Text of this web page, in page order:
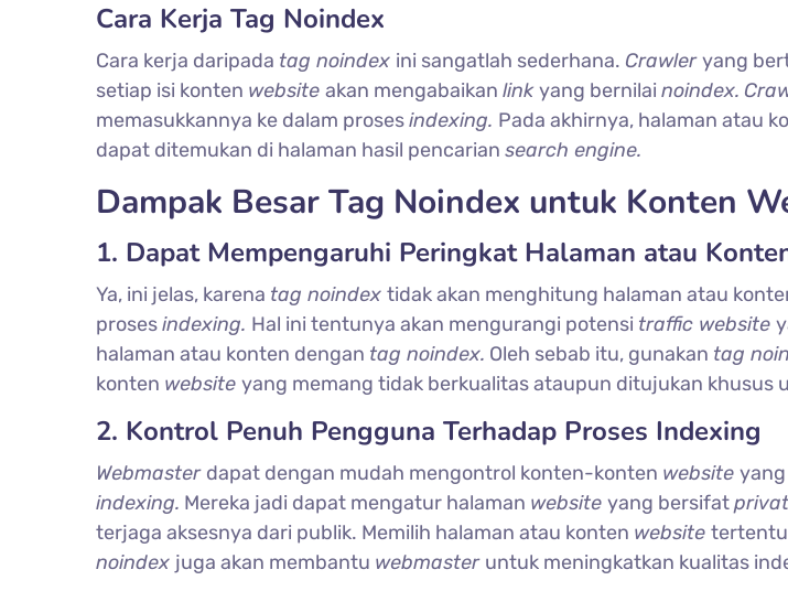
Cara Kerja Tag Noindex
Cara kerja daripada tag noindex ini sangatlah sederhana. Crawleryang
setiap isi konten website akan mengabaikan link yang bernilai noindex.
memasukkannya ke dalam prosesindexing. Pada akhirnya, halaman atau
dapat ditemukan di halaman hasil pencarian search engine.
Dampak Besar Tag Noindex untuk Konten
1. Dapat Mempengaruhi Peringkat Halaman atau
Ya, ini jelas, karena tag noindex tidak akan menghitung halaman atau
prosesindexing. Hal ini tentunya akan mengurangi potensi traffic website
halaman atau konten dengan tag noindex. Oleh sebab itu, gunakan tag
konten website yang memang tidak berkualitas ataupun ditujukan khusus
2. Kontrol Penuh Pengguna Terhadap Proses Indexing
Webmaster dapat dengan mudah mengontrol konten-konten website
indexing. Mereka jadi dapat mengatur halaman website yang bersifat
terjaga aksesnya dari publik. Memilih halaman atau konten website tertentu
noindex juga akan membantu webmaster untuk meningkatkan kualitas